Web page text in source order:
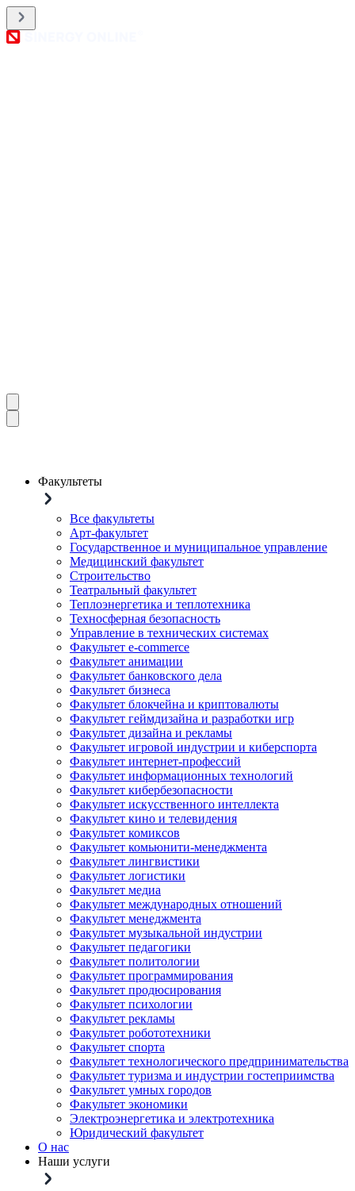
Факультеты
Все факультеты
Арт-факультет
Государственное и муниципальное управление
Медицинский факультет
Строительство
Театральный факультет
Теплоэнергетика и теплотехника
Техносферная безопасность
Управление в технических системах
Факультет e-commerce
Факультет анимации
Факультет банковского дела
Факультет бизнеса
Факультет блокчейна и криптовалюты
Факультет геймдизайна и разработки игр
Факультет дизайна и рекламы
Факультет игровой индустрии и киберспорта
Факультет интернет-профессий
Факультет информационных технологий
Факультет кибербезопасности
Факультет искусственного интеллекта
Факультет кино и телевидения
Факультет комиксов
Факультет комьюнити-менеджмента
Факультет лингвистики
Факультет логистики
Факультет медиа
Факультет международных отношений
Факультет менеджмента
Факультет музыкальной индустрии
Факультет педагогики
Факультет политологии
Факультет программирования
Факультет продюсирования
Факультет психологии
Факультет рекламы
Факультет робототехники
Факультет спорта
Факультет технологического предпринимательства
Факультет туризма и индустрии гостеприимства
Факультет умных городов
Факультет экономики
Электроэнергетика и электротехника
Юридический факультет
О нас
Наши услуги